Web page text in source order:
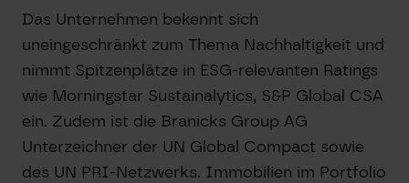
Das Unternehmen bekennt sich
uneingeschränkt zum Thema Nachhaltigkeit und
nimmt Spitzenplätze in ESG-relevanten Ratings
wie Morningstar Sustainalytics, S&P Global CSA
ein. Zudem ist die Branicks Group AG
Unterzeichner der UN Global Compact sowie
des UN PRI-Netzwerks. Immobilien im Portfolio